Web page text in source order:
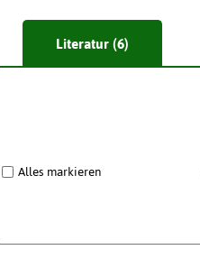
Literatur (6)
Alles markieren